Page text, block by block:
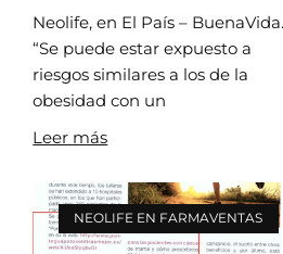
Neolife, en El País – BuenaVida.
“Se puede estar expuesto a
riesgos similares a los de la
obesidad con un
Leer más
NEOLIFE EN FARMAVENTAS